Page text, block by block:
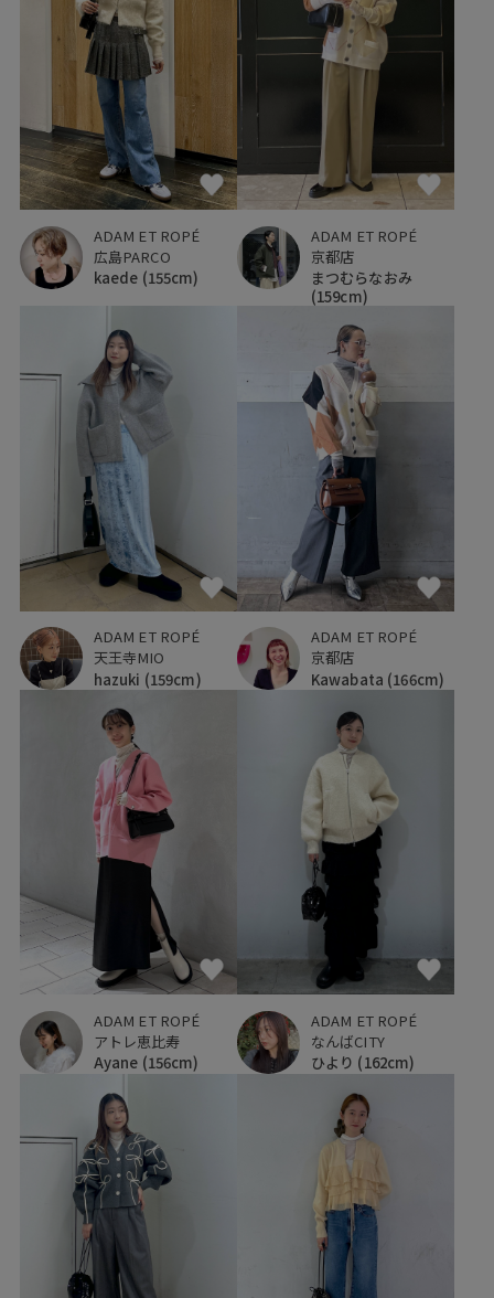
ADAM ET ROPÉ
広島PARCO
kaede (155cm)
ADAM ET ROPÉ
京都店
まつむらなおみ
(159cm)
ADAM ET ROPÉ
天王寺MIO
hazuki (159cm)
ADAM ET ROPÉ
京都店
Kawabata (166cm)
ADAM ET ROPÉ
アトレ恵比寿
Ayane (156cm)
ADAM ET ROPÉ
なんばCITY
ひより (162cm)